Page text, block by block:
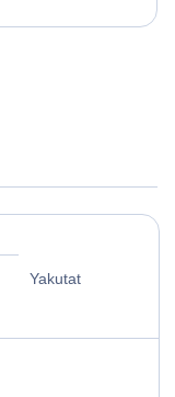
Yakutat